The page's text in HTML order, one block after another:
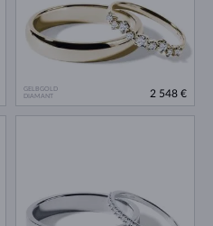
GELBGOLD
DIAMANT
2 548 €